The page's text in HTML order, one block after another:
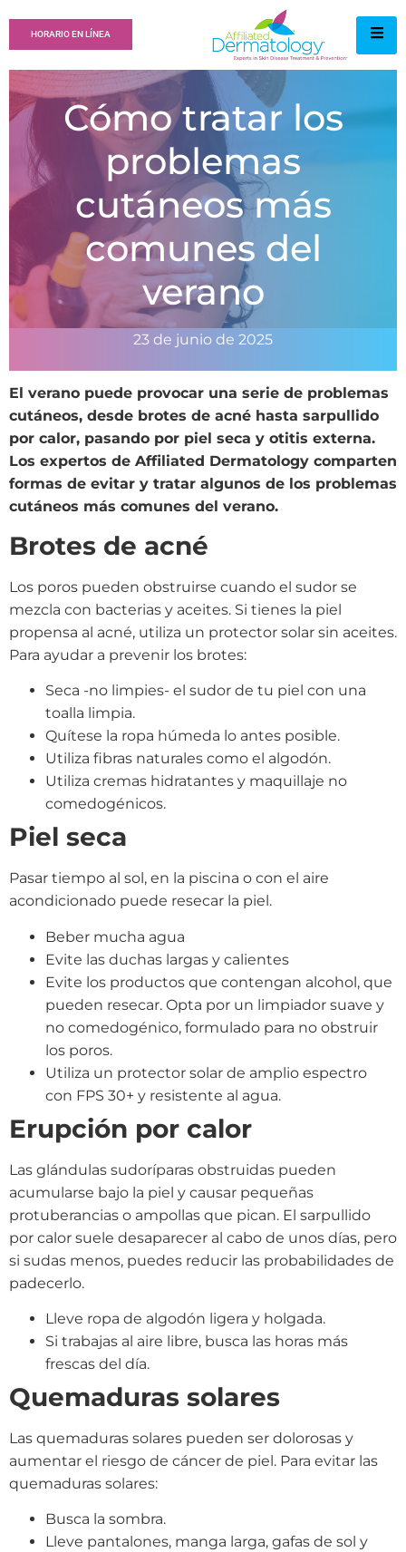
HORARIO EN LÍNEA
Cómo tratar los
problemas
cutáneos más
comunes del
verano
23 de junio de 2025
El verano puede provocar una serie de problemas
cutáneos, desde brotes de acné hasta sarpullido
por calor, pasando por piel seca y otitis externa.
Los expertos de Affiliated Dermatology comparten
formas de evitar y tratar algunos de los problemas
cutáneos más comunes del verano.
Brotes de acné
Los poros pueden obstruirse cuando el sudor se
mezcla con bacterias y aceites. Si tienes la piel
propensa al acné, utiliza un protector solar sin aceites.
Para ayudar a prevenir los brotes:
Seca -no limpies- el sudor de tu piel con una
toalla limpia.
Quítese la ropa húmeda lo antes posible.
Utiliza fibras naturales como el algodón.
Utiliza cremas hidratantes y maquillaje no
comedogénicos.
Piel seca
Pasar tiempo al sol, en la piscina o con el aire
acondicionado puede resecar la piel.
Beber mucha agua
Evite las duchas largas y calientes
Evite los productos que contengan alcohol, que
pueden resecar. Opta por un limpiador suave y
no comedogénico, formulado para no obstruir
los poros.
Utiliza un protector solar de amplio espectro
con FPS 30+ y resistente al agua.
Erupción por calor
Las glándulas sudoríparas obstruidas pueden
acumularse bajo la piel y causar pequeñas
protuberancias o ampollas que pican. El sarpullido
por calor suele desaparecer al cabo de unos días, pero
si sudas menos, puedes reducir las probabilidades de
padecerlo.
Lleve ropa de algodón ligera y holgada.
Si trabajas al aire libre, busca las horas más
frescas del día.
Quemaduras solares
Las quemaduras solares pueden ser dolorosas y
aumentar el riesgo de cáncer de piel. Para evitar las
quemaduras solares:
Busca la sombra.
Lleve pantalones, manga larga, gafas de sol y